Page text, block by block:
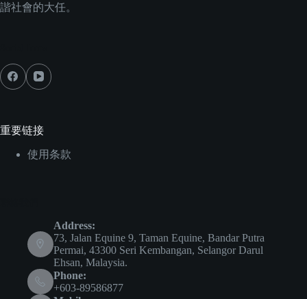
諧社會的大任。
重要链接
使用条款
Address:
73, Jalan Equine 9, Taman Equine, Bandar Putra
Permai, 43300 Seri Kembangan, Selangor Darul
Ehsan, Malaysia.
Phone:
+603-89586877